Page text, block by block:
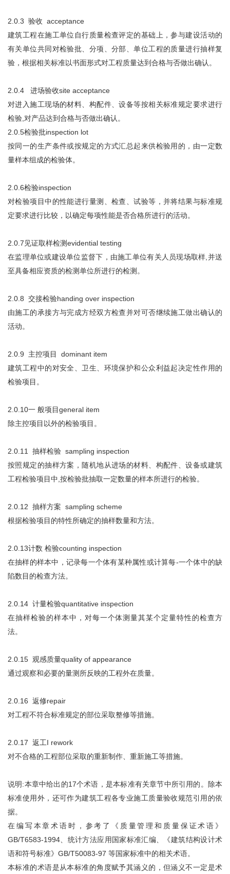
2.0.3 验收 acceptance
建筑工程在施工单位自行质量检查评定的基础上，参与建设活动的
有关单位共同对检验批、分项、分部、单位工程的质量进行抽样复
验，根据相关标准以书面形式对工程质量达到合格与否做出确认。
2.0.4 进场验收site acceptance
对进入施工现场的材料、构配件、设备等按相关标准规定要求进行
检验,对产品达到合格与否做出确认。
2.0.5检验批inspection lot
按同一的生产条件或按规定的方式汇总起来供检验用的，由一定数
量样本组成的检验体。
2.0.6检验inspection
对检验项目中的性能进行量测、检查、试验等，并将结果与标准规
定要求进行比较，以确定每项性能是否合格所进行的活动。
2.0.7见证取样检测evidential testing
在监理单位或建设单位监督下，由施工单位有关人员现场取样,并送
至具备相应资质的检测单位所进行的检测。
2.0.8 交接检验handing over inspection
由施工的承接方与完成方经双方检查并对可否继续施工做出确认的
活动。
2.0.9 主控项目 dominant item
建筑工程中的对安全、卫生、环境保护和公众利益起决定性作用的
检验项目。
2.0.10一 般项目general item
除主控项目以外的检验项目。
2.0.11 抽样检验 sampling inspection
按照规定的抽样方案，随机地从进场的材料、构配件、设备或建筑
工程检验项目中,按检验批抽取一定数量的样本所进行的检验。
2.0.12 抽样方案 sampling scheme
根据检验项目的特性所确定的抽样数量和方法。
2.0.13计数 检验counting inspection
在抽样的样本中，记录每一个体有某种属性或计算每-一个体中的缺
陷数目的检查方法。
2.0.14 计量检验quantitative inspection
在抽样检验的样本中，对每一个体测量其某个定量特性的检查方
法。
2.0.15 观感质量quality of appearance
通过观察和必要的量测所反映的工程外在质量。
2.0.16 返修repair
对工程不符合标准规定的部位采取整修等措施。
2.0.17 返工I rework
对不合格的工程部位采取的重新制作、重新施工等措施。
说明:本章中给出的17个术语，是本标准有关章节中所引用的。除本
标准使用外，还可作为建筑工程各专业施工质量验收规范引用的依
据。
在编写本章术语时，参考了《质量管理和质量保证术语》
GB/T6583-1994、统计方法应用国家标准汇编、《建筑结构设计术
语和符号标准》GB/T50083-97 等国家标准中的相关术语。
本标准的术语是从本标准的角度赋予其涵义的，但涵义不一定是术